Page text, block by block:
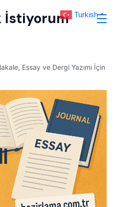
İstiyorum
Essay ve Dergi Yazımı İçin
Turkish ▼